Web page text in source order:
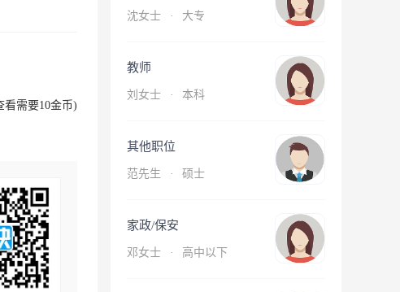
看需要10金币)
沈女士 · 大专
教师
刘女士 · 本科
其他职位
范先生 · 硕士
家政/保安
邓女士 · 高中以下